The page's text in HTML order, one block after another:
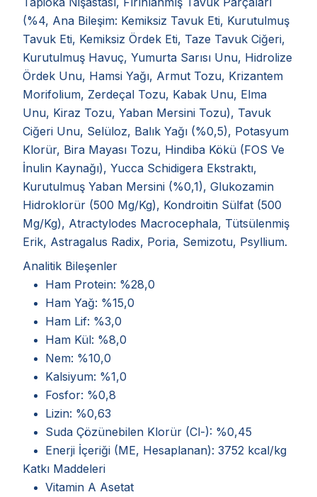
(%4, Ana Bileşim: Kemiksiz Tavuk Eti, Kurutulmuş
Tavuk Eti, Kemiksiz Ördek Eti, Taze Tavuk Ciğeri,
Kurutulmuş Havuç, Yumurta Sarısı Unu, Hidrolize
Ördek Unu, Hamsi Yağı, Armut Tozu, Krizantem
Morifolium, Zerdeçal Tozu, Kabak Unu, Elma
Unu, Kiraz Tozu, Yaban Mersini Tozu), Tavuk
Ciğeri Unu, Selüloz, Balık Yağı (%0,5), Potasyum
Klorür, Bira Mayası Tozu, Hindiba Kökü (FOS Ve
İnulin Kaynağı), Yucca Schidigera Ekstraktı,
Kurutulmuş Yaban Mersini (%0,1), Glukozamin
Hidroklorür (500 Mg/Kg), Kondroitin Sülfat (500
Mg/Kg), Atractylodes Macrocephala, Tütsülenmiş
Erik, Astragalus Radix, Poria, Semizotu, Psyllium.
Analitik Bileşenler
Ham Protein: %28,0
Ham Yağ: %15,0
Ham Lif: %3,0
Ham Kül: %8,0
Nem: %10,0
Kalsiyum: %1,0
Fosfor: %0,8
Lizin: %0,63
Suda Çözünebilen Klorür (Cl-): %0,45
Enerji İçeriği (ME, Hesaplanan): 3752 kcal/kg
Katkı Maddeleri
Vitamin A Asetat